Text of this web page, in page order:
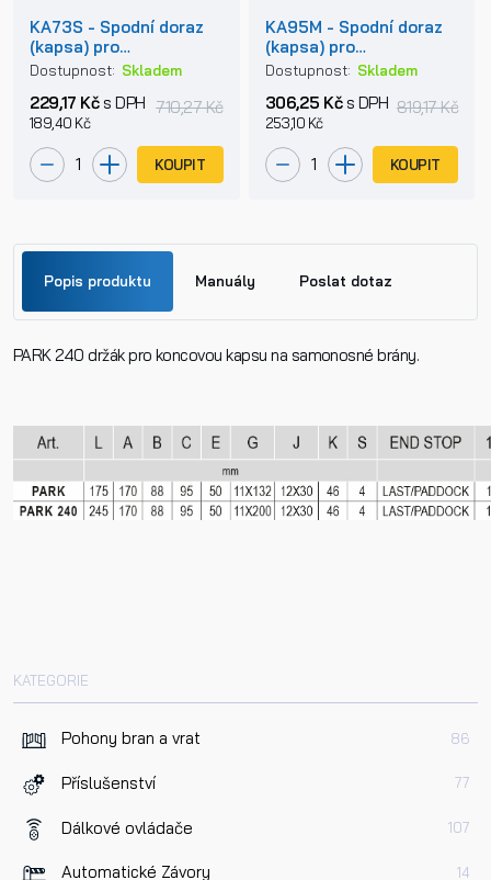
KATEGORIE
Pohony bran a vrat 86
Příslušenství 77
Dálkové ovládače 107
Automatické Závory 14
KA73S - Spodní doraz
(kapsa) pro
samonosnou posuvnou
bránu
Dostupnost: Skladem
229,17 Kčs DPH
189,40 Kč
710,27 Kč
KOUPIT
KA95M - Spodní doraz
(kapsa) pro
samonosnou posuvnou
bránu
Dostupnost: Skladem
306,25 Kčs DPH
253,10 Kč
819,17 Kč
KOUPIT
Popis produktu Manuály Poslat dotaz
PARK 240 držák pro koncovou kapsu na samonosné brány.
Jméno
Příjmení